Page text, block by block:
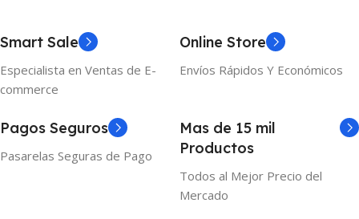
Smart Sale
Especialista en Ventas de E-
commerce
Online Store
Envíos Rápidos Y Económicos
Pagos Seguros
Pasarelas Seguras de Pago
Mas de 15 mil
Productos
Todos al Mejor Precio del
Mercado